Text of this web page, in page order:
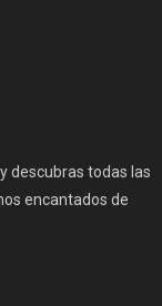
descubras todas las
encantados de